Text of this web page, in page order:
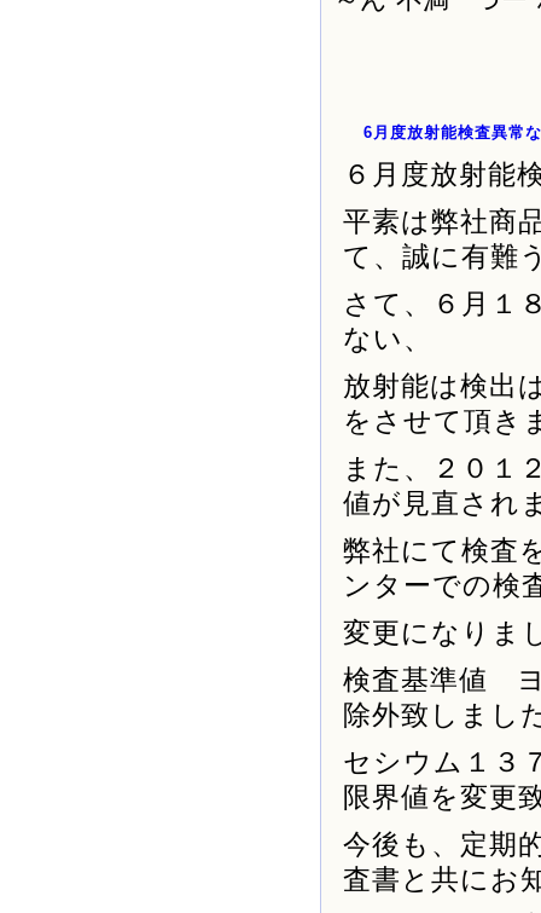
6月度放射能検査異常
６月度放射能
平素は弊社商
て、誠に有難
さて、６月１
ない、
放射能は検出
をさせて頂き
また、２０１
値が見直され
弊社にて検査
ンターでの検
変更になりま
検査基準値
除外致しまし
セシウム１３
限界値を変更
今後も、定期
査書と共にお